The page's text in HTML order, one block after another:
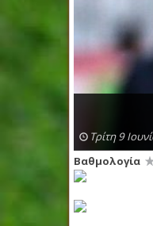
Τρίτη 9
Βαθμολογία